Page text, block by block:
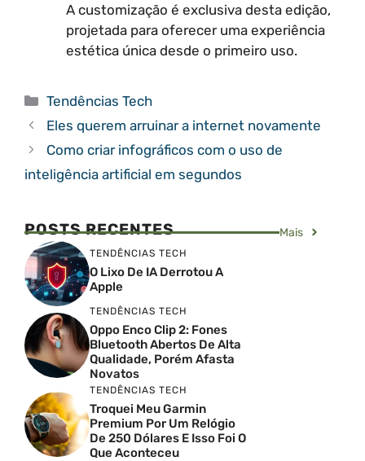
A customização é exclusiva desta edição,
projetada para oferecer uma experiência
estética única desde o primeiro uso.
Categorias
Tendências Tech
Eles querem arruinar a internet novamente
Como criar infográficos com o uso de
inteligência artificial em segundos
POSTS RECENTES Mais
TENDÊNCIAS TECH
O Lixo De IA Derrotou A
Apple
TENDÊNCIAS TECH
Oppo Enco Clip 2: Fones
Bluetooth Abertos De Alta
Qualidade, Porém Afasta
Novatos
TENDÊNCIAS TECH
Troquei Meu Garmin
Premium Por Um Relógio
De 250 Dólares E Isso Foi O
Que Aconteceu